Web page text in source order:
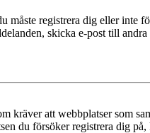
måste registrera dig eller
skicka e-post till
att webbplatser som
du försöker registrera dig